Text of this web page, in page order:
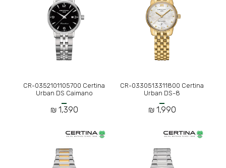
CR-0330513311800 Certina
Urban DS-8
1,990 ₪
CR-0352101105700 Certina
Urban DS Caimano
1,390 ₪